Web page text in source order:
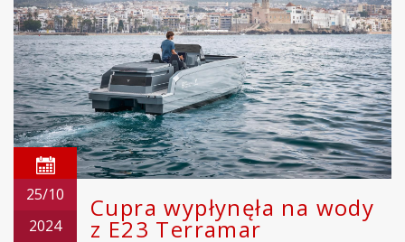
25/10
2024
Cupra wypłynęła na wody
z E23 Terramar